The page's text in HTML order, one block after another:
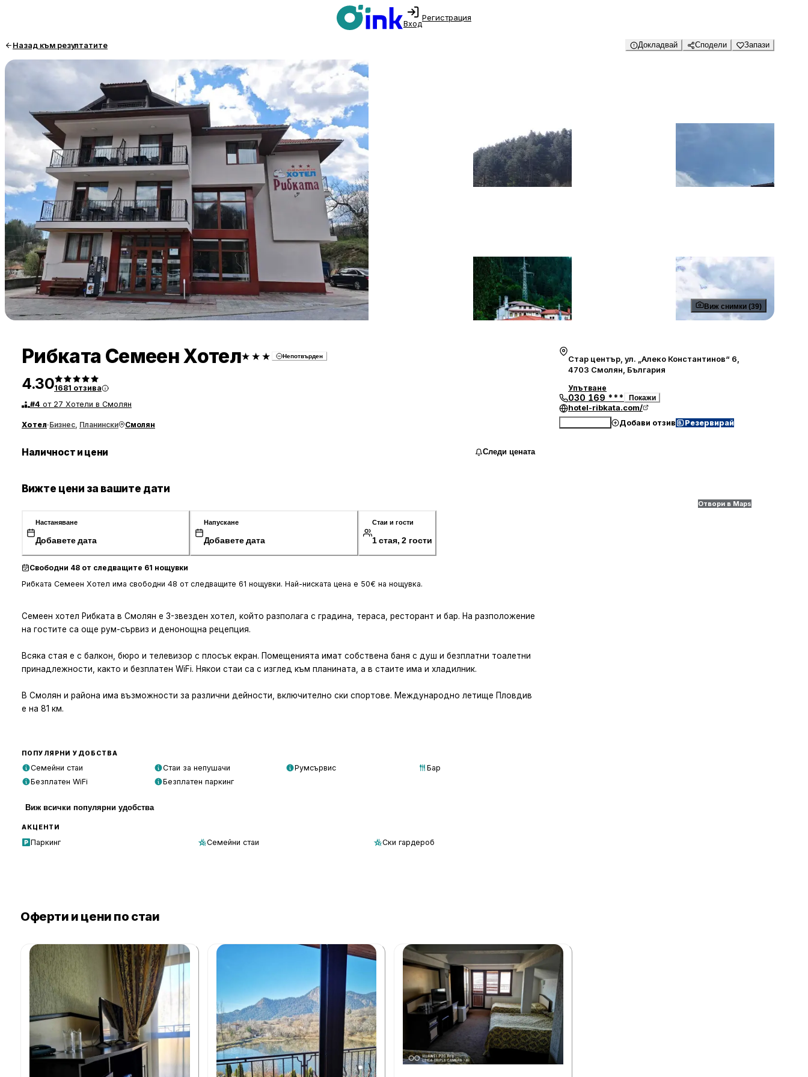
Вход
Регистрация
Назад към резултатите Докладвай Сподели Запази
Виж снимки (39)
Рибката Семеен Хотел★★★ Непотвърден
4.301681 отзива
#4 от 27 Хотели в Смолян
Хотел·Бизнес Планински Смолян
Наличност и цени Следи цената
Вижте цени за вашите дати
Настаняване
Добавете дата
Напускане
Добавете дата
Стаи и гости
1 стая, 2 гости
Свободни 48 от следващите 61 нощувки
Рибката Семеен Хотел има свободни 48 от следващите 61 нощувки. Най-ниската цена е 50€ на нощувка.
Семеен хотел Рибката в Смолян е 3-звезден хотел, който разполага с градина, тераса, ресторант и бар. На разположение
на гостите са още рум-сървиз и денонощна рецепция.
Всяка стая е с балкон, бюро и телевизор с плосък екран. Помещенията имат собствена баня с душ и безплатни тоалетни
принадлежности, както и безплатен WiFi. Някои стаи са с изглед към планината, а в стаите има и хладилник.
В Смолян и района има възможности за различни дейности, включително ски спортове. Международно летище Пловдив
е на 81 км.
ПОПУЛЯРНИ УДОБСТВА
Семейни стаи Стаи за непушачи Румсървис
Бар
Безплатен WiFi
Безплатен паркинг
Виж всички популярни удобства
АКЦЕНТИ
Паркинг Семейни стаи Ски гардероб
Стар център, ул. „Алеко Константинов“ 6,
4703 Смолян, България
Упътване
030 169 *** Покажи
hotel-ribkata.com/
Добави отзив Резервирай
Отвори в Maps
Оферти и цени по стаи